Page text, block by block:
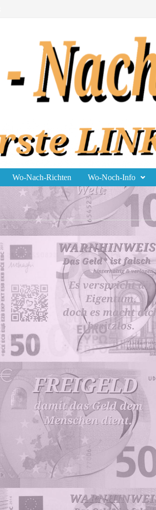
Wo-Nach-Richten Wo-Noch-Info